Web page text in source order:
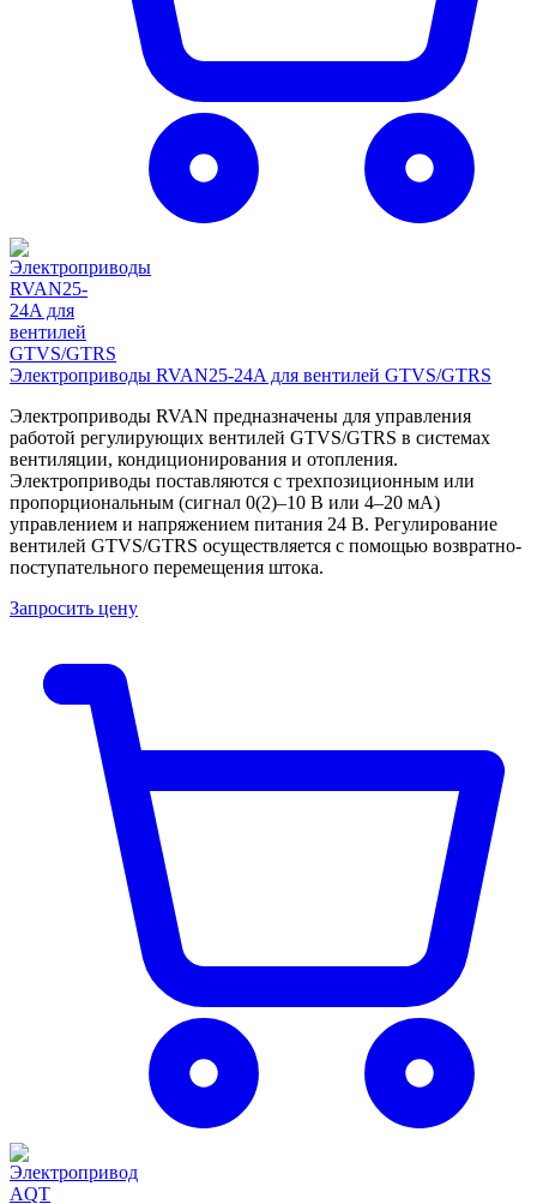
Электроприводы RVAN25-24A для вентилей GTVS/GTRS
Электроприводы RVAN предназначены для управления
работой регулирующих вентилей GTVS/GTRS в системах
вентиляции, кондиционирования и отопления.
Электроприводы поставляются с трехпозиционным или
пропорциональным (сигнал 0(2)–10 В или 4–20 мА)
управлением и напряжением питания 24 В. Регулирование
вентилей GTVS/GTRS осуществляется с помощью возвратно-
поступательного перемещения штока.
Запросить цену